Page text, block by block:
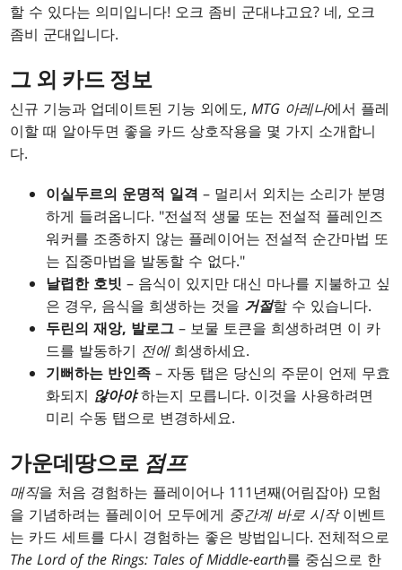
할 수 있다는 의미입니다! 오크 좀비 군대냐고요? 네, 오크
좀비 군대입니다.
그 외 카드 정보
신규 기능과 업데이트된 기능 외에도,MTG 아레나에서 플레
이할 때 알아두면 좋을 카드 상호작용을 몇 가지 소개합니
다.
이실두르의 운명적 일격 – 멀리서 외치는 소리가 분명
하게 들려옵니다. "전설적 생물 또는 전설적 플레인즈
워커를 조종하지 않는 플레이어는 전설적 순간마법 또
는 집중마법을 발동할 수 없다."
날렵한 호빗 – 음식이 있지만 대신 마나를 지불하고 싶
은 경우, 음식을 희생하는 것을 거절할 수 있습니다.
두린의 재앙, 발로그– 보물 토큰을 희생하려면 이 카
드를 발동하기 전에희생하세요.
기뻐하는 반인족– 자동 탭은 당신의 주문이 언제 무효
화되지 않아야하는지 모릅니다. 이것을 사용하려면
미리 수동 탭으로 변경하세요.
가운데땅으로 점프
매직을 처음 경험하는 플레이어나 111년째(어림잡아) 모험
을 기념하려는 플레이어 모두에게 중간계 바로 시작이벤트
는 카드 세트를 다시 경험하는 좋은 방법입니다. 전체적으로
The Lord of the Rings: Tales of Middle-earth를 중심으로 한